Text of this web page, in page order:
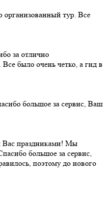
организованный тур. Все
за отлично
было очень четко, а гид в
большое за сервис, Ваш
Вас праздниками! Мы
большое за сервис,
поэтому до нового